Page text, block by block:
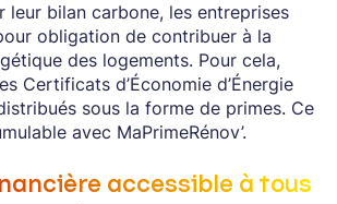
leur bilan carbone, les entreprises
obligation de contribuer à la
des logements. Pour cela,
Certificats d’Économie d’Énergie
sous la forme de primes. Ce
avec MaPrimeRénov’.
accessible à tous